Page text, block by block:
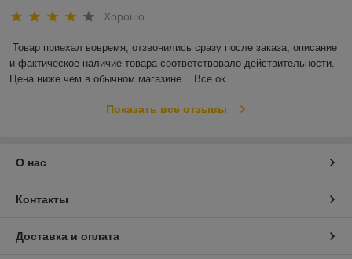
Хорошо
Товар приехал вовремя, отзвонились сразу после заказа, описание
и фактическое наличие товара соответствовало действительности.
Цена ниже чем в обычном магазине... Все ок...
Показать все отзывы
О нас
Контакты
Доставка и оплата